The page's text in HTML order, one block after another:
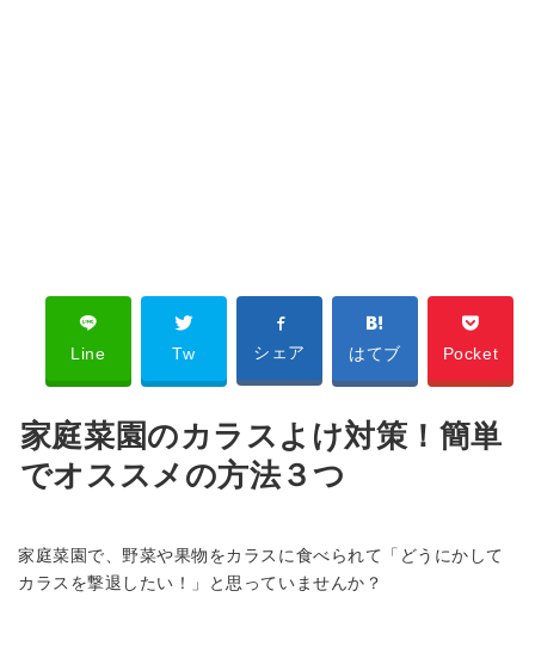
Line Tw シェア はてブ Pocket
家庭菜園のカラスよけ対策！簡単
でオススメの方法３つ
家庭菜園で、野菜や果物をカラスに食べられて「どうにかして
カラスを撃退したい！」と思っていませんか？